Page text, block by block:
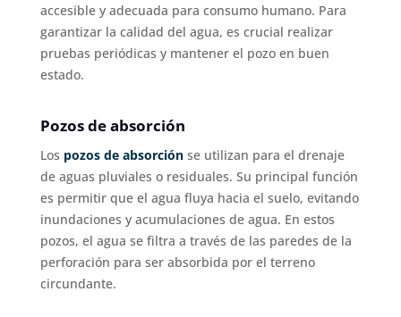
accesible y adecuada para consumo humano. Para
garantizar la calidad del agua, es crucial realizar
pruebas periódicas y mantener el pozo en buen
estado.
Pozos de absorción
Los pozos de absorciónse utilizan para el drenaje
de aguas pluviales o residuales. Su principal función
es permitir que el agua fluya hacia el suelo, evitando
inundaciones y acumulaciones de agua. En estos
pozos, el agua se filtra a través de las paredes de la
perforación para ser absorbida por el terreno
circundante.